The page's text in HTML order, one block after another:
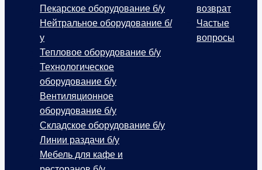
Пекарское оборудование б/у
Нейтральное оборудование б/
у
Тепловое оборудование б/у
Технологическое
оборудование б/у
Вентиляционное
оборудование б/у
Складское оборудование б/у
Линии раздачи б/у
Мебель для кафе и
возврат
Частые
вопросы